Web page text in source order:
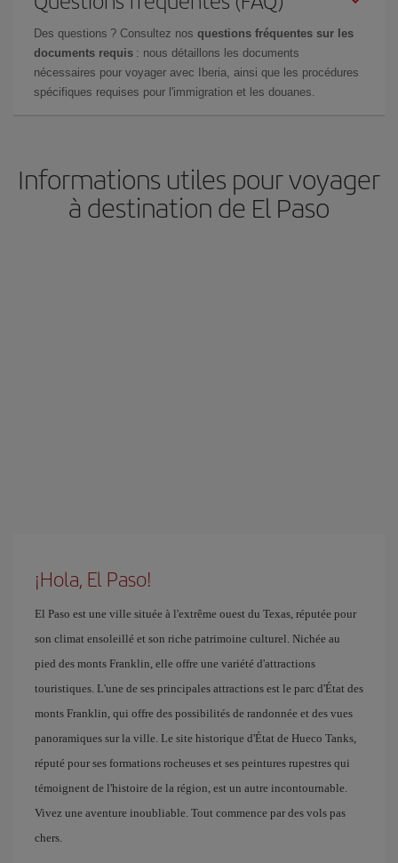
Des questions ? Consultez nos questions fréquentes sur les
documents requis : nous détaillons les documents
nécessaires pour voyager avec Iberia, ainsi que les procédures
spécifiques requises pour l'immigration et les douanes.
Informations utiles pour voyager
à destination de El Paso
¡Hola, El Paso!
El Paso est une ville située à l'extrême ouest du Texas, réputée pour
son climat ensoleillé et son riche patrimoine culturel. Nichée au
pied des monts Franklin, elle offre une variété d'attractions
touristiques. L'une de ses principales attractions est le parc d'État des
monts Franklin, qui offre des possibilités de randonnée et des vues
panoramiques sur la ville. Le site historique d'État de Hueco Tanks,
réputé pour ses formations rocheuses et ses peintures rupestres qui
témoignent de l'histoire de la région, est un autre incontournable.
Vivez une aventure inoubliable. Tout commence par des vols pas
chers.